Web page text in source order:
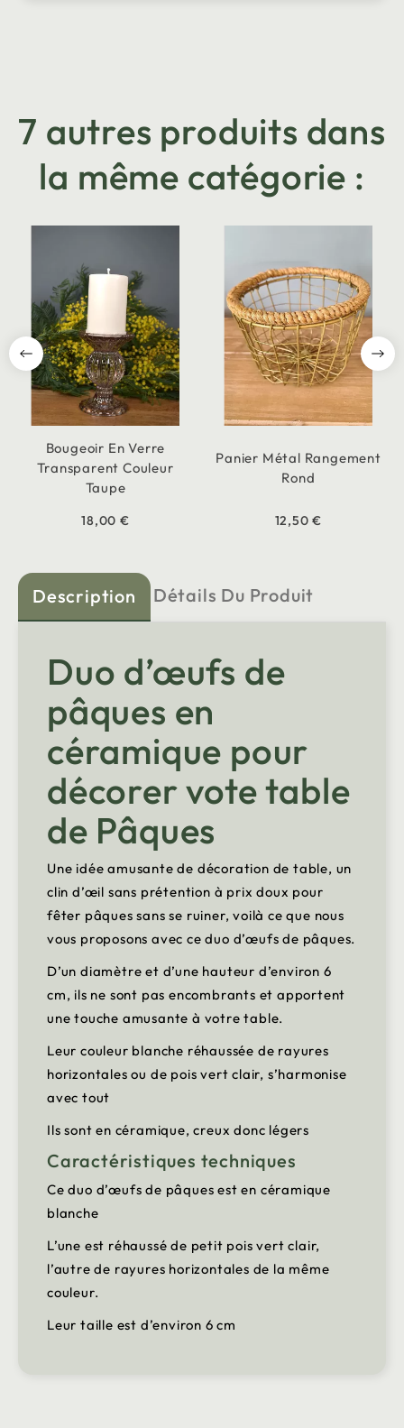
7 autres produits dans
la même catégorie :
Bougeoir En Verre
Transparent Couleur
Taupe
18,00 €
Panier Métal Rangement
Rond
12,50 €
Description Détails Du Produit
Duo d’œufs de
pâques en
céramique pour
décorer vote table
de Pâques
Une idée amusante de décoration de table, un
clin d’œil sans prétention à prix doux pour
fêter pâques sans se ruiner, voilà ce que nous
vous proposons avec ce duo d’œufs de pâques.
D’un diamètre et d’une hauteur d’environ 6
cm, ils ne sont pas encombrants et apportent
une touche amusante à votre table.
Leur couleur blanche réhaussée de rayures
horizontales ou de pois vert clair, s’harmonise
avec tout
Ils sont en céramique, creux donc légers
Caractéristiques techniques
Ce duo d’œufs de pâques est en céramique
blanche
L’une est réhaussé de petit pois vert clair,
l’autre de rayures horizontales de la même
couleur.
Leur taille est d’environ 6 cm